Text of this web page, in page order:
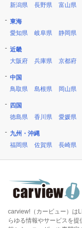
新潟県
長野県 富山県
東海
愛知県
岐阜県 静岡県
近畿
大阪府
兵庫県 京都府
中国
鳥取県
島根県 岡山県
四国
徳島県
香川県 愛媛県
九州・沖縄
福岡県
佐賀県 長崎県
carview!（カービュー）は
らゆる情報やサービスを